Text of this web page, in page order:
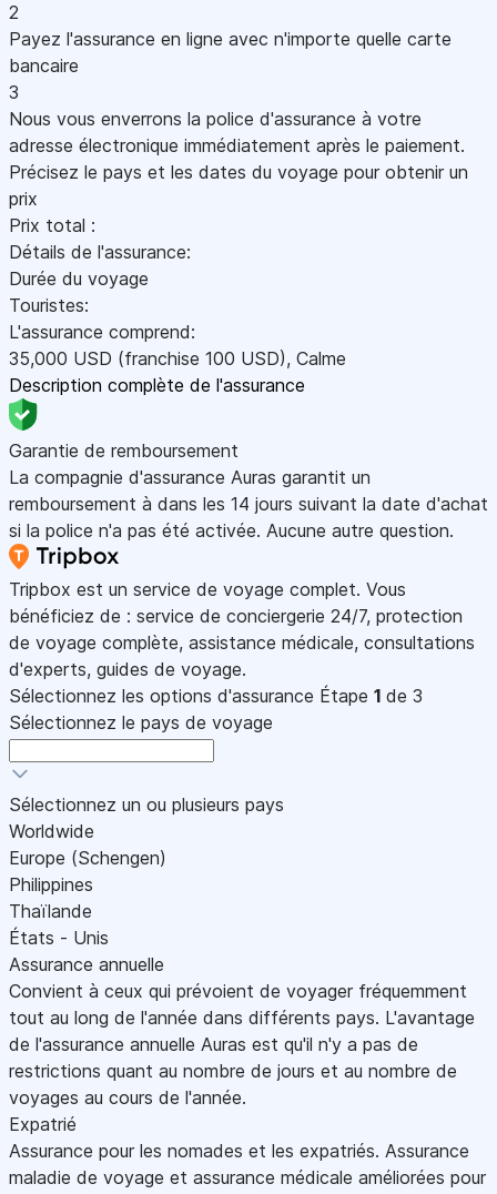
2
Payez l'assurance en ligne avec n'importe quelle carte
bancaire
3
Nous vous enverrons la police d'assurance à votre
adresse électronique immédiatement après le paiement.
Précisez le pays et les dates du voyage pour obtenir un
prix
Prix total :
Détails de l'assurance:
Durée du voyage
Touristes:
L'assurance comprend:
35,000 USD (franchise 100 USD), Calme
Description complète de l'assurance
Garantie de remboursement
La compagnie d'assurance Auras garantit un
remboursement à dans les 14 jours suivant la date d'achat
si la police n'a pas été activée. Aucune autre question.
Tripbox est un service de voyage complet. Vous
bénéficiez de : service de conciergerie 24/7, protection
de voyage complète, assistance médicale, consultations
d'experts, guides de voyage.
Sélectionnez les options d'assurance Étape 1 de 3
Sélectionnez le pays de voyage
Sélectionnez un ou plusieurs pays
Worldwide
Europe (Schengen)
Philippines
Thaïlande
États - Unis
Assurance annuelle
Convient à ceux qui prévoient de voyager fréquemment
tout au long de l'année dans différents pays. L'avantage
de l'assurance annuelle Auras est qu'il n'y a pas de
restrictions quant au nombre de jours et au nombre de
voyages au cours de l'année.
Expatrié
Assurance pour les nomades et les expatriés. Assurance
maladie de voyage et assurance médicale améliorées pour